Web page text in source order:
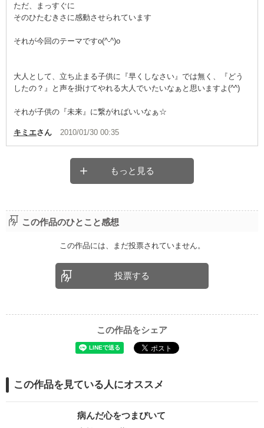
ただ、まっすぐに
そのひたむきさに感動させられています
それが今回のテーマですo(^-^)o
大人として、立ち止まる子供に『早くしなさい』では無く、『どう
したの？』と声を掛けてやれる大人でいたいなぁと思いますよ(^^)
それが子供の『未来』に繋がればいいなぁ☆
キミエさん 2010/01/30 00:35
もっと見る
この作品のひとこと感想
この作品には、まだ投票されていません。
投票する
この作品をシェア
この作品を見ている人にオススメ
病んだ心をつまびいて